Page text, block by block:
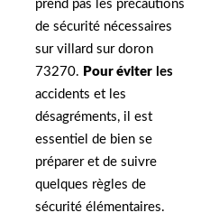
prend pas les précautions
de sécurité nécessaires
sur villard sur doron
73270. Pour éviter les
accidents et les
désagréments, il est
essentiel de bien se
préparer et de suivre
quelques règles de
sécurité élémentaires.